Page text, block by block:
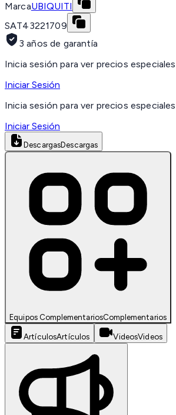
MarcaUBIQUITI
SAT43221709
3 años de garantía
Inicia sesión para ver precios especiales
Iniciar Sesión
Inicia sesión para ver precios especiales
Iniciar Sesión
DescargasDescargas
Equipos ComplementariosComplementarios
ArtículosArtículos VideosVideos